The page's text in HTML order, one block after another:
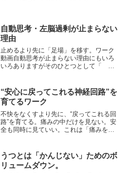
配に敏感胃がキュッとなる...
自動思考・左脳過剰が止まらない
理由
止めるより先に「足場」を移す。ワーク
動画自動思考が止まらない理由にもいろ
いろありますがそのひとつとして「 思
も、瞑想が下手だからでもなく思考が“安
心できる足場”になって...
“安心に戻ってこれる神経回路”を
育てるワーク
不快をなくすより先に、“戻ってこれる回
路”を育てる。痛みの中だけを見ない。安
全も同時に見ていい。これは「痛みを我
る練習ワークですペンデュレーション
（振り子運動）とい...
うつとは「かんじない」ためのボ
リュームダウン。